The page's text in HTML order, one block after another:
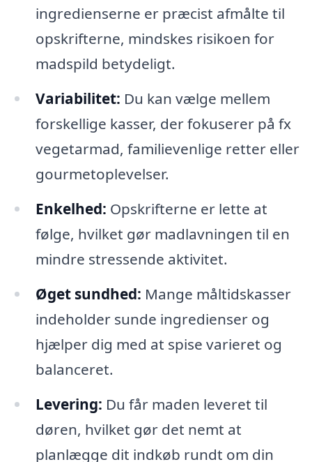
ingredienserne er præcist afmålte til
opskrifterne, mindskes risikoen for
madspild betydeligt.
Variabilitet: Du kan vælge mellem
forskellige kasser, der fokuserer på fx
vegetarmad, familievenlige retter eller
gourmetoplevelser.
Enkelhed: Opskrifterne er lette at
følge, hvilket gør madlavningen til en
mindre stressende aktivitet.
Øget sundhed: Mange måltidskasser
indeholder sunde ingredienser og
hjælper dig med at spise varieret og
balanceret.
Levering: Du får maden leveret til
døren, hvilket gør det nemt at
planlægge dit indkøb rundt om din